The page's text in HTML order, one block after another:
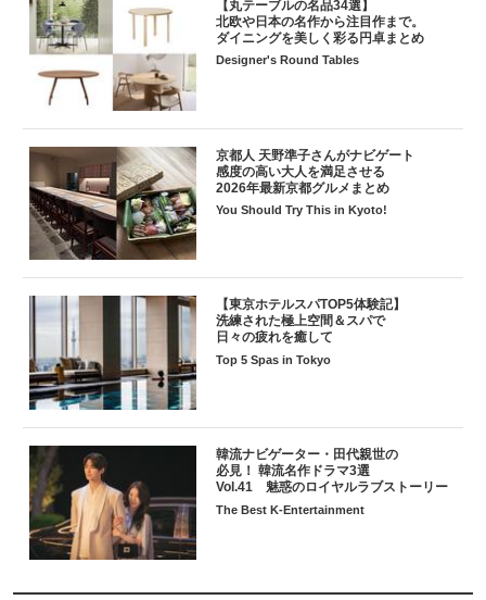
【丸テーブルの名品34選】
北欧や日本の名作から注目作まで。
ダイニングを美しく彩る円卓まとめ
Designer's Round Tables
京都人 天野準子さんがナビゲート
感度の高い大人を満足させる
2026年最新京都グルメまとめ
You Should Try This in Kyoto!
【東京ホテルスパTOP5体験記】
洗練された極上空間＆スパで
日々の疲れを癒して
Top 5 Spas in Tokyo
韓流ナビゲーター・田代親世の
必見！ 韓流名作ドラマ3選
Vol.41 魅惑のロイヤルラブストーリー
The Best K-Entertainment